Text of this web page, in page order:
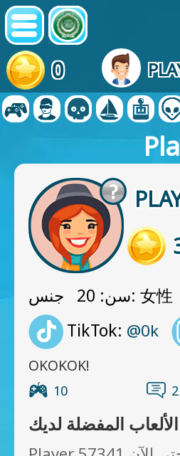
0
سن: 20 جنس: 女性
TikTok: @0k
OKOKOK!
10 2